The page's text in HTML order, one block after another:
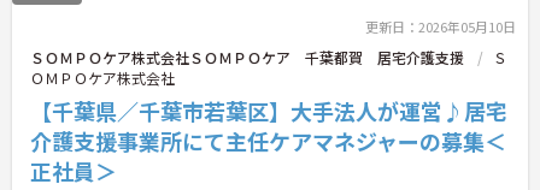
更新日：2026年05月10日
ＳＯＭＰＯケア株式会社ＳＯＭＰＯケア 千葉都賀 居宅介護支援
Ｓ
ＯＭＰＯケア株式会社
【千葉県／千葉市若葉区】大手法人が運営♪居宅
介護支援事業所にて主任ケアマネジャーの募集＜
正社員＞